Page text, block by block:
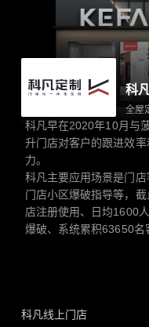
科
全屋
科凡早在2020年10月与
升门店对客户的跟进效
力。
科凡主要应用场景是门店
门店小区爆破指导等，
店注册使用、日均1600
爆破、系统累积63650名
科凡线上门店